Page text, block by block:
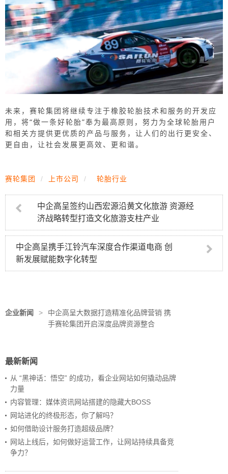
未来，赛轮集团将继续专注于橡胶轮胎技术和服务的开发应
用，将“做一条好轮胎”奉为最高原则，努力为全球轮胎用户
和相关方提供更优质的产品与服务，让人们的出行更安全、
更自由，让社会发展更高效、更和谐。
赛轮集团 / 上市公司 / 轮胎行业
中企高呈签约山西宏源沿黄文化旅游 资源经
济战略转型打造文化旅游支柱产业
中企高呈携手江铃汽车深度合作渠道电商 创
新发展赋能数字化转型
企业新闻 >
中企高呈大数据打造精准化品牌营销 携
手赛轮集团开启深度品牌资源整合
最新新闻
从 “黑神话：悟空” 的成功，看企业网站如何撬动品牌
力量
内容管理：媒体资讯网站搭建的隐藏大BOSS
网站进化的终极形态，你了解吗？
如何借助设计服务打造超级品牌？
网站上线后，如何做好运营工作，让网站持续具备竞
争力？